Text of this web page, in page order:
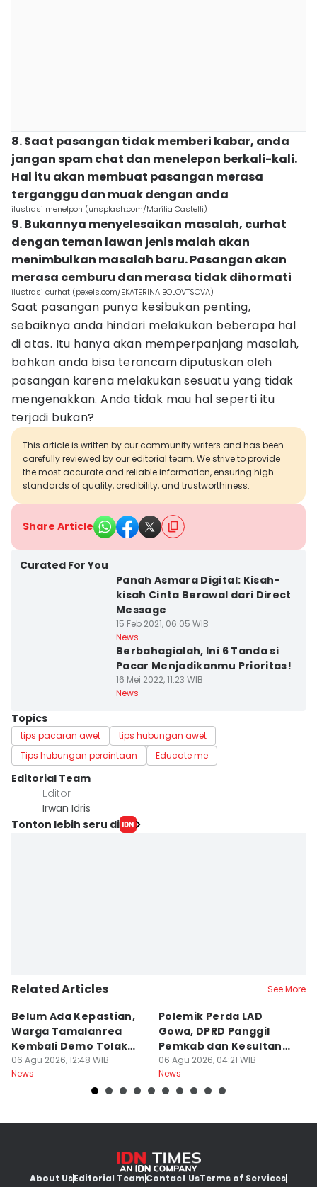
8. Saat pasangan tidak memberi kabar, anda
jangan spam chat dan menelepon berkali-kali.
Hal itu akan membuat pasangan merasa
terganggu dan muak dengan anda
ilustrasi menelpon (unsplash.com/Marília Castelli)
9. Bukannya menyelesaikan masalah, curhat
dengan teman lawan jenis malah akan
menimbulkan masalah baru. Pasangan akan
merasa cemburu dan merasa tidak dihormati
ilustrasi curhat (pexels.com/EKATERINA BOLOVTSOVA)
Saat pasangan punya kesibukan penting,
sebaiknya anda hindari melakukan beberapa hal
di atas. Itu hanya akan memperpanjang masalah,
bahkan anda bisa terancam diputuskan oleh
pasangan karena melakukan sesuatu yang tidak
mengenakkan. Anda tidak mau hal seperti itu
terjadi bukan?
This article is written by our community writers and has been
carefully reviewed by our editorial team. We strive to provide
the most accurate and reliable information, ensuring high
standards of quality, credibility, and trustworthiness.
Share Article
Curated For You
Panah Asmara Digital: Kisah-
kisah Cinta Berawal dari Direct
Message
15 Feb 2021, 06:05 WIB
News
Berbahagialah, Ini 6 Tanda si
Pacar Menjadikanmu Prioritas!
16 Mei 2022, 11:23 WIB
News
Topics
tips pacaran awet
tips hubungan awet
Tips hubungan percintaan
Educate me
Editorial Team
Editor
Irwan Idris
Tonton lebih seru di
Related Articles See More
Belum Ada Kepastian,
Warga Tamalanrea
Kembali Demo Tolak
Lokasi PSEL
06 Agu 2026, 12:48 WIB
News
Polemik Perda LAD
Gowa, DPRD Panggil
Pemkab dan Kesultanan
Gowa
06 Agu 2026, 04:21 WIB
News
About UsEditorial TeamContact UsTerms of Services